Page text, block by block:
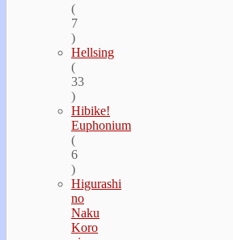
(
7
)
Hellsing
(
33
)
Hibike!
Euphonium
(
6
)
Higurashi
no
Naku
Koro